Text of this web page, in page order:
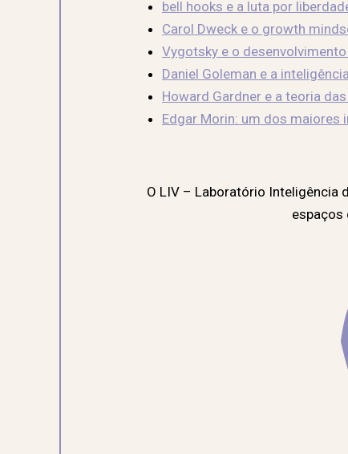
bell hooks e a luta por
Carol Dweck e o growth
Vygotsky e o
Daniel Goleman e a
Howard Gardner e a teoria
Edgar Morin: um dos maiores
O LIV – Laboratório Inteligência
espaços